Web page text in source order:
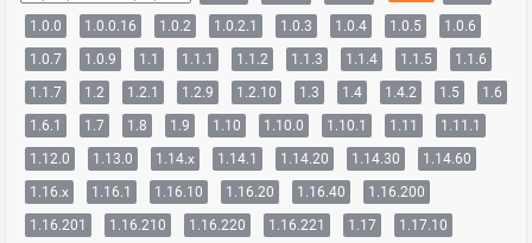
1.0.0
1.0.0.16 1.0.2 1.0.2.1 1.0.3 1.0.4 1.0.5
1.0.6
1.0.7
1.0.9 1.1 1.1.1 1.1.2 1.1.3 1.1.4 1.1.5
1.1.6
1.1.7
1.2 1.2.1 1.2.9 1.2.10 1.3 1.4 1.4.2 1.5
1.6
1.6.1
1.7 1.8 1.9 1.10 1.10.0 1.10.1 1.11
1.11.1
1.12.0
1.13.0 1.14.x 1.14.1 1.14.20 1.14.30
1.14.60
1.16.x
1.16.1 1.16.10 1.16.20 1.16.40
1.16.200
1.16.201
1.16.210 1.16.220 1.16.221 1.17
1.17.10